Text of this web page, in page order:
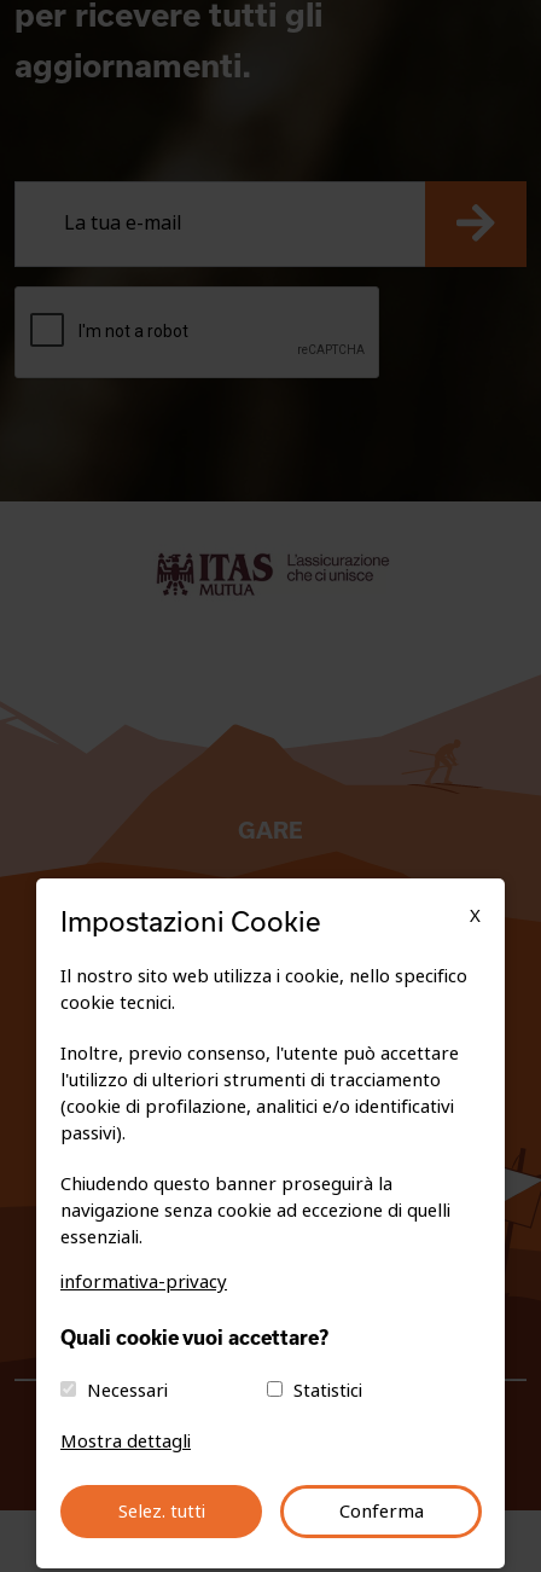
per ricevere tutti gli
aggiornamenti.
GARE
PRIVACY E COOKIE POLICY
info@fiso.it|fiso@pec-mail.eu
X
Impostazioni Cookie
Il nostro sito web utilizza i cookie, nello specifico
cookie tecnici.
Inoltre, previo consenso, l'utente può accettare
l'utilizzo di ulteriori strumenti di tracciamento
(cookie di profilazione, analitici e/o identificativi
passivi).
Chiudendo questo banner proseguirà la
navigazione senza cookie ad eccezione di quelli
essenziali.
informativa-privacy
Quali cookie vuoi accettare?
Necessari
Statistici
Mostra dettagli
Selez. tutti Conferma